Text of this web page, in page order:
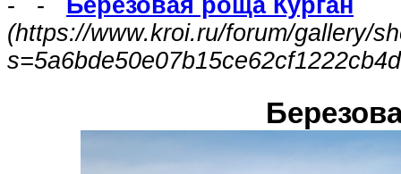
- - Березовая роща Курган
(https://www.kroi.ru/forum/gallery/